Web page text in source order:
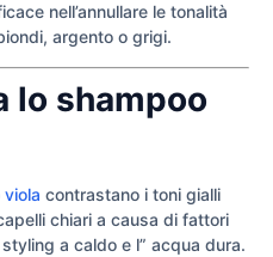
nell’annullare le tonalità
argento o grigi.
lo shampoo
contrastano i toni gialli
chiari a causa di fattori
a caldo e l” acqua dura.